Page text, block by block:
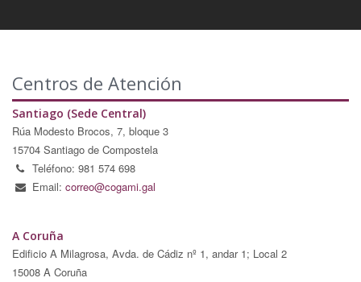
Centros de Atención
Santiago (Sede Central)
Rúa Modesto Brocos, 7, bloque 3
15704 Santiago de Compostela
Teléfono: 981 574 698
Email: correo@cogami.gal
A Coruña
Edificio A Milagrosa, Avda. de Cádiz nº 1, andar 1; Local 2
15008 A Coruña